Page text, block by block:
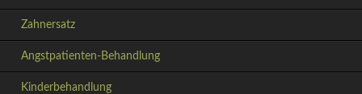
Zahnersatz
Angstpatienten-Behandlung
Kinderbehandlung